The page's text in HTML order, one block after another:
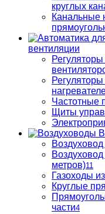
круглых
Канальные
вентиляции
Частотные
Щиты
метров)11
Газоходы
Круглые
части4